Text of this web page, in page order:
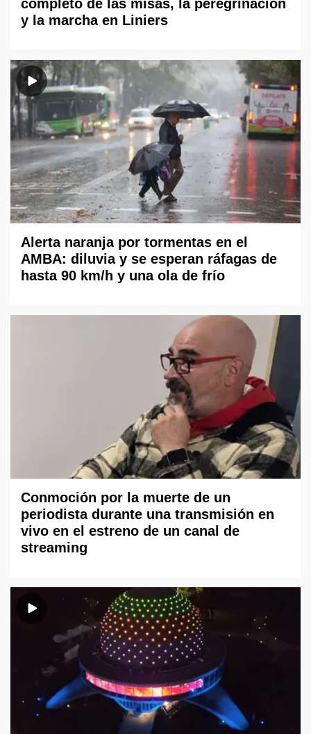
completo de las misas, la peregrinación
y la marcha en Liniers
Alerta naranja por tormentas en el
AMBA: diluvia y se esperan ráfagas de
hasta 90 km/h y una ola de frío
Conmoción por la muerte de un
periodista durante una transmisión en
vivo en el estreno de un canal de
streaming